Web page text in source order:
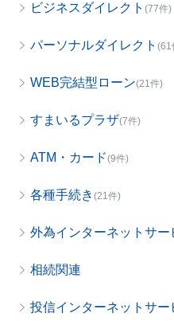
ビジネスダイレクト (77件)
パーソナルダイレクト (61
WEB完結型ローン(21件)
すまいるプラザ(7件)
ATM・カード(9件)
各種手続き (21件)
外為インターネットサー
相続関連
投信インターネットサー